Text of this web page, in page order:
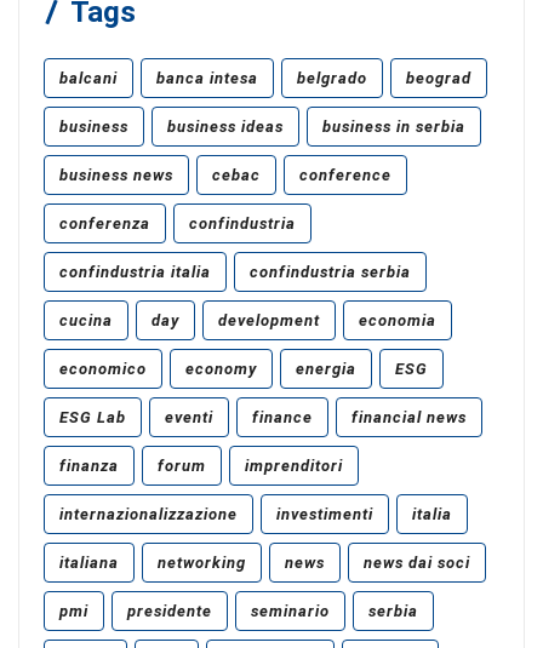
Tags
balcani banca intesa belgrado beograd
business business ideas business in serbia
business news cebac conference
conferenza confindustria
confindustria italia confindustria serbia
cucina day development economia
economico economy energia ESG
ESG Lab eventi finance financial news
finanza forum imprenditori
internazionalizzazione investimenti italia
italiana networking news news dai soci
pmi presidente seminario serbia